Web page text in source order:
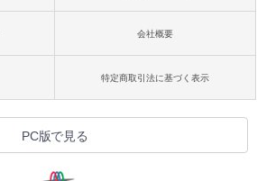
会社概要
特定商取引法に基づく表示
PC版で見る